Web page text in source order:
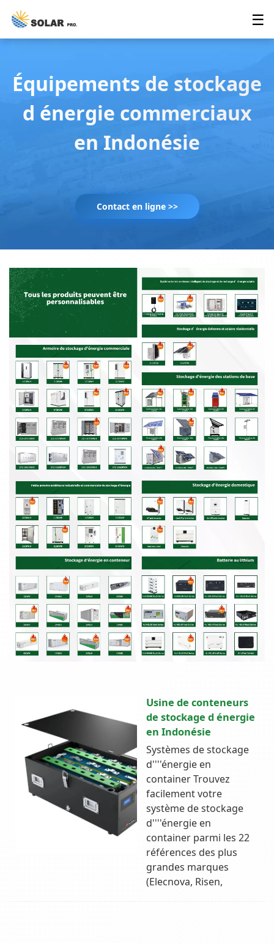
☰
Équipements de stockage
d énergie commerciaux
en Indonésie
Contact en ligne >>
Usine de conteneurs
de stockage d énergie
en Indonésie
Systèmes de stockage
d''''énergie en
container Trouvez
facilement votre
système de stockage
d''''énergie en
container parmi les 22
références des plus
grandes marques
(Elecnova, Risen,